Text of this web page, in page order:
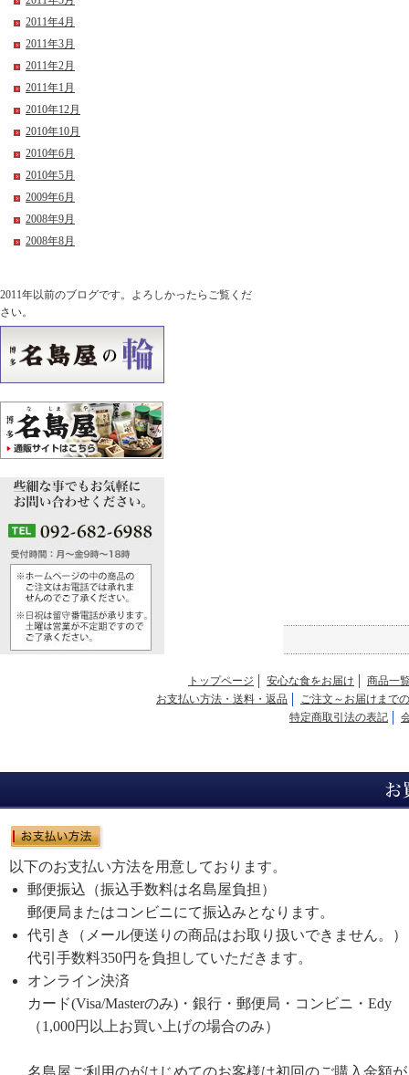
2011年4月
2011年3月
2011年2月
2011年1月
2010年12月
2010年10月
2010年6月
2010年5月
2009年6月
2008年9月
2008年8月
2011年以前のブログです。よろしかったらご覧くだ
さい。
トップページ 安心な食をお届け
商品一
お支払い方法・送料・返品
ご注文～お届けまで
特定商取引法の表記
以下のお支払い方法を用意しております。
郵便振込（振込手数料は名島屋負担）
郵便局またはコンビニにて振込みとなります。
代引き（メール便送りの商品はお取り扱いできません。）
代引手数料350円を負担していただきます。
オンライン決済
カード(Visa/Masterのみ)・銀行・郵便局・コンビニ・Edy
（1,000円以上お買い上げの場合のみ）